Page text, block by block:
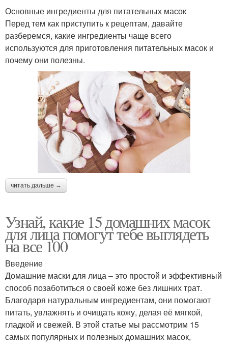
Основные ингредиенты для питательных масок
Перед тем как приступить к рецептам, давайте
разберемся, какие ингредиенты чаще всего
используются для приготовления питательных масок и
почему они полезны.
читать дальше →
Узнай, какие 15 домашних масок
для лица помогут тебе выглядеть
на все 100
Введение
Домашние маски для лица – это простой и эффективный
способ позаботиться о своей коже без лишних трат.
Благодаря натуральным ингредиентам, они помогают
питать, увлажнять и очищать кожу, делая её мягкой,
гладкой и свежей. В этой статье мы рассмотрим 15
самых популярных и полезных домашних масок,